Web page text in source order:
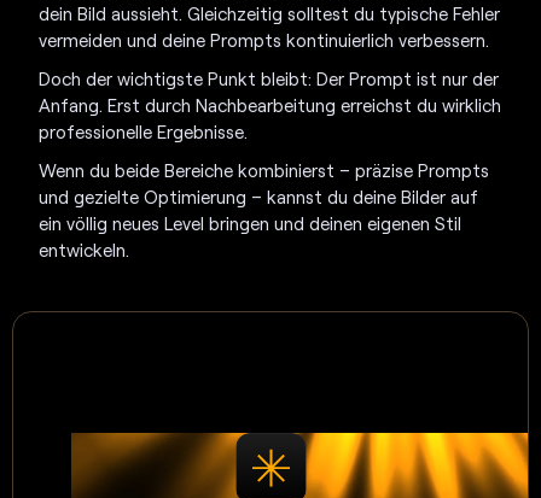
dein Bild aussieht. Gleichzeitig solltest du typische Fehler
vermeiden und deine Prompts kontinuierlich verbessern.
Doch der wichtigste Punkt bleibt: Der Prompt ist nur der
Anfang. Erst durch Nachbearbeitung erreichst du wirklich
professionelle Ergebnisse.
Wenn du beide Bereiche kombinierst – präzise Prompts
und gezielte Optimierung – kannst du deine Bilder auf
ein völlig neues Level bringen und deinen eigenen Stil
entwickeln.